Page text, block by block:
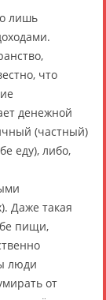
лишь
что
денежной
(частный)
еду), либо,
Даже такая
пищи,
люди
от